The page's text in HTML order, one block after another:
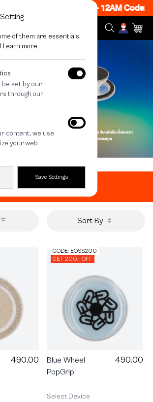
of them are essentials,
Learn more
be set by our
through our
content, we use
your web
Save Settings
Shop 1 Item, 7PM - 12AM Code:
PopGrip Stand
Sort By
490.00
CODE: EOSS200
GET 200.- OFF
Blue Wheel
PopGrip
490.00
Select Device